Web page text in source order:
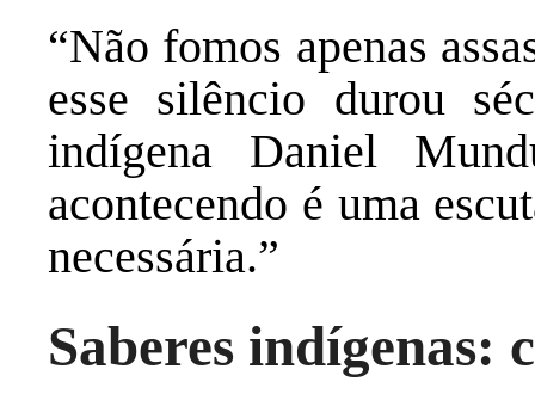
“Não fomos apenas
esse silêncio durou
indígena Daniel
acontecendo é uma
necessária.”
Saberes indígenas: